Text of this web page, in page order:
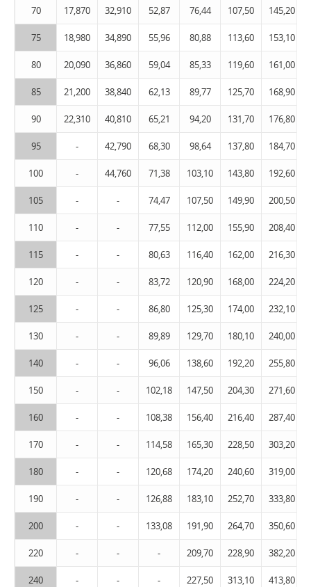
70 17,870 32,910 52,87 76,44 107,50 145,20
75 18,980 34,890 55,96 80,88 113,60 153,10
80 20,090 36,860 59,04 85,33 119,60 161,00
85 21,200 38,840 62,13 89,77 125,70 168,90
90 22,310 40,810 65,21 94,20 131,70 176,80
95 - 42,790 68,30 98,64 137,80 184,70
100 - 44,760 71,38 103,10 143,80 192,60
105 - - 74,47 107,50 149,90 200,50
110 - - 77,55 112,00 155,90 208,40
115 - - 80,63 116,40 162,00 216,30
120 - - 83,72 120,90 168,00 224,20
125 - - 86,80 125,30 174,00 232,10
130 - - 89,89 129,70 180,10 240,00
140 - - 96,06 138,60 192,20 255,80
150 - - 102,18 147,50 204,30 271,60
160 - - 108,38 156,40 216,40 287,40
170 - - 114,58 165,30 228,50 303,20
180 - - 120,68 174,20 240,60 319,00
190 - - 126,88 183,10 252,70 333,80
200 - - 133,08 191,90 264,70 350,60
220 - - - 209,70 228,90 382,20
240 - - - 227,50 313,10 413,80